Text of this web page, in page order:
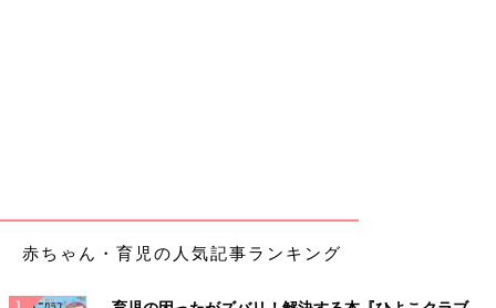
赤ちゃん・育児の人気記事ランキング